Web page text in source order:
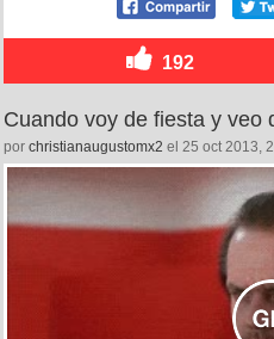
192
Cuando voy de fiesta y veo
por christianaugustomx2 el 25 oct 2013,